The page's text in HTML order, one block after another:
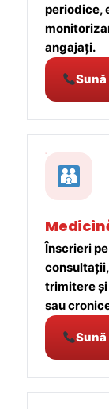
periodice,
angajați.
Înscrieri
trimitere
sau